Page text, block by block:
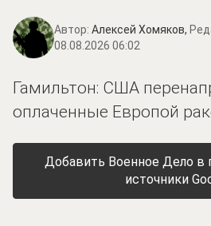
Автор: Алексей Хомяков,
08.08.2026 06:02
Гамильтон: США
оплаченные Европой
Добавить Военное Дело в
источники